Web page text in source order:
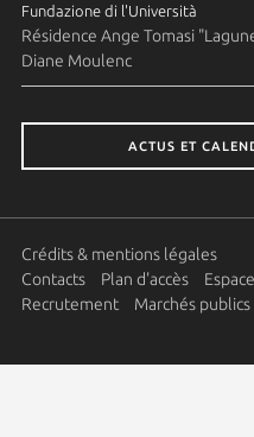
Fundazione di l'Università
Résidence Ange Tomasi
Diane Moulenc
ACTUS ET
Crédits & mentions légales
Contacts
Plan d'accès
Recrutement
Marchés publics